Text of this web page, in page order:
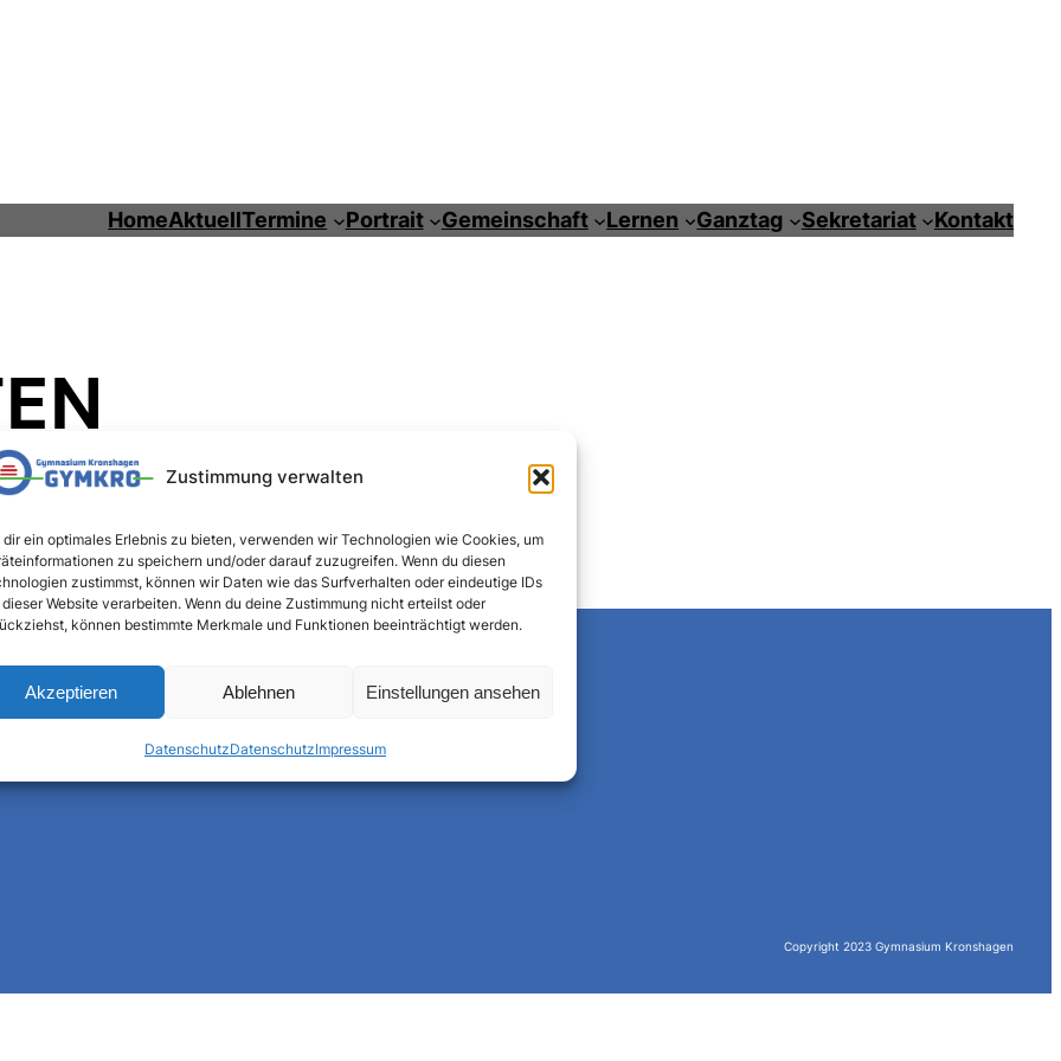
Zustimmung verwalten
dir ein optimales Erlebnis zu bieten, verwenden wir Technologien wie Cookies, um
zu speichern und/oder darauf zuzugreifen. Wenn du diesen
zustimmst, können wir Daten wie das Surfverhalten oder eindeutige IDs
Website verarbeiten. Wenn du deine Zustimmung nicht erteilst oder
können bestimmte Merkmale und Funktionen beeinträchtigt werden.
Akzeptieren Ablehnen Einstellungen ansehen
DatenschutzDatenschutzImpressum
HomeAktuellTermine Portrait Gemeinschaft Lernen Ganztag Sekretariat Kontakt
S
u
e
Copyright 2023 Gymnasium Kronshagen